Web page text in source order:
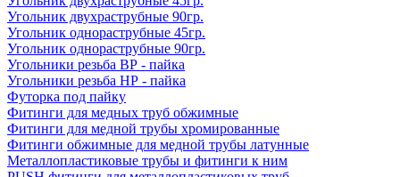
Угольник двухраструбные 90гр.
Угольник однораструбные 45гр.
Угольник однораструбные 90гр.
Угольники резьба ВР - пайка
Угольники резьба НР - пайка
Футорка под пайку
Фитинги для медных труб обжимные
Фитинги для медной трубы хромированные
Фитинги обжимные для медной трубы латунные
Металлопластиковые трубы и фитинги к ним